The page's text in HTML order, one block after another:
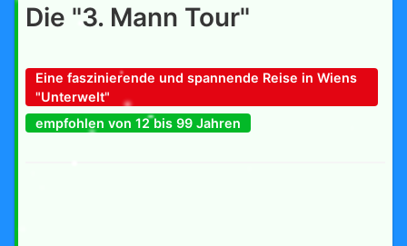
Die "3. Mann Tour"
Eine faszinierende und spannende Reise in Wiens
"Unterwelt"
empfohlen von 12 bis 99 Jahren